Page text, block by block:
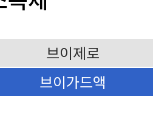
브이제로
브이가드액